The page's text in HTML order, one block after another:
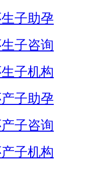
子助孕
子咨询
子机构
子助孕
子咨询
子机构